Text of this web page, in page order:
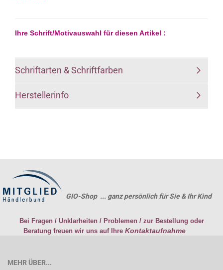
Ihre Schrift/Motivauswahl für diesen Artikel :
Schriftarten & Schriftfarben
Herstellerinfo
GIO-Shop ... ganz persönlich für Sie & Ihr Kind
Bei Fragen / Unklarheiten / Problemen / zur Bestellung oder
Beratung freuen wir uns auf Ihre Kontaktaufnahme
MEHR ÜBER...